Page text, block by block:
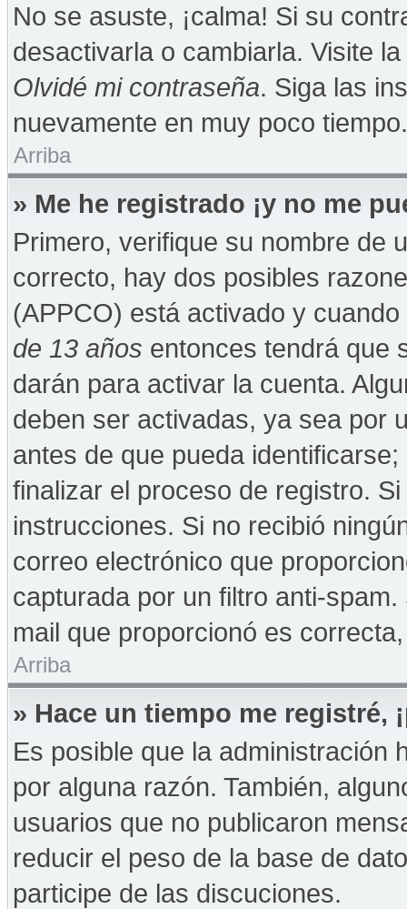
No se asuste, ¡calma! Si su
desactivarla o cambiarla. Visite
Olvidé mi contraseña. Siga las
nuevamente en muy poco tiempo.
Arriba
» Me he registrado ¡y no me
Primero, verifique su nombre de
correcto, hay dos posibles
(APPCO) está activado y
de 13 años entonces tendrá que
darán para activar la cuenta.
deben ser activadas, ya sea por
antes de que pueda
finalizar el proceso de registro.
instrucciones. Si no recibió
correo electrónico que
capturada por un filtro anti-
mail que proporcionó es
Arriba
» Hace un tiempo me registré,
Es posible que la administración
por alguna razón. También,
usuarios que no publicaron
reducir el peso de la base de
participe de las discuciones.